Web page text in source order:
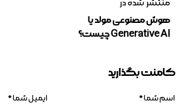
منتشر شده در
هوش مصنوعی مولد یا
Generative AI چیست؟
کامنت بگذارید